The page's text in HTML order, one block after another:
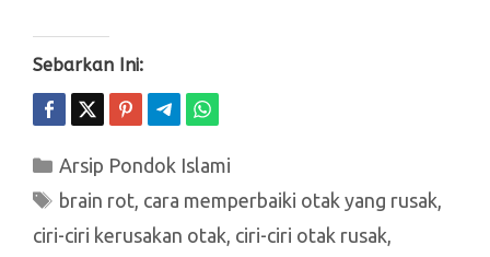
Sebarkan Ini:
Kategori
Arsip Pondok Islami
Tag
brain rot, cara memperbaiki otak yang rusak
ciri-ciri kerusakan otak ciri-ciri otak rusak